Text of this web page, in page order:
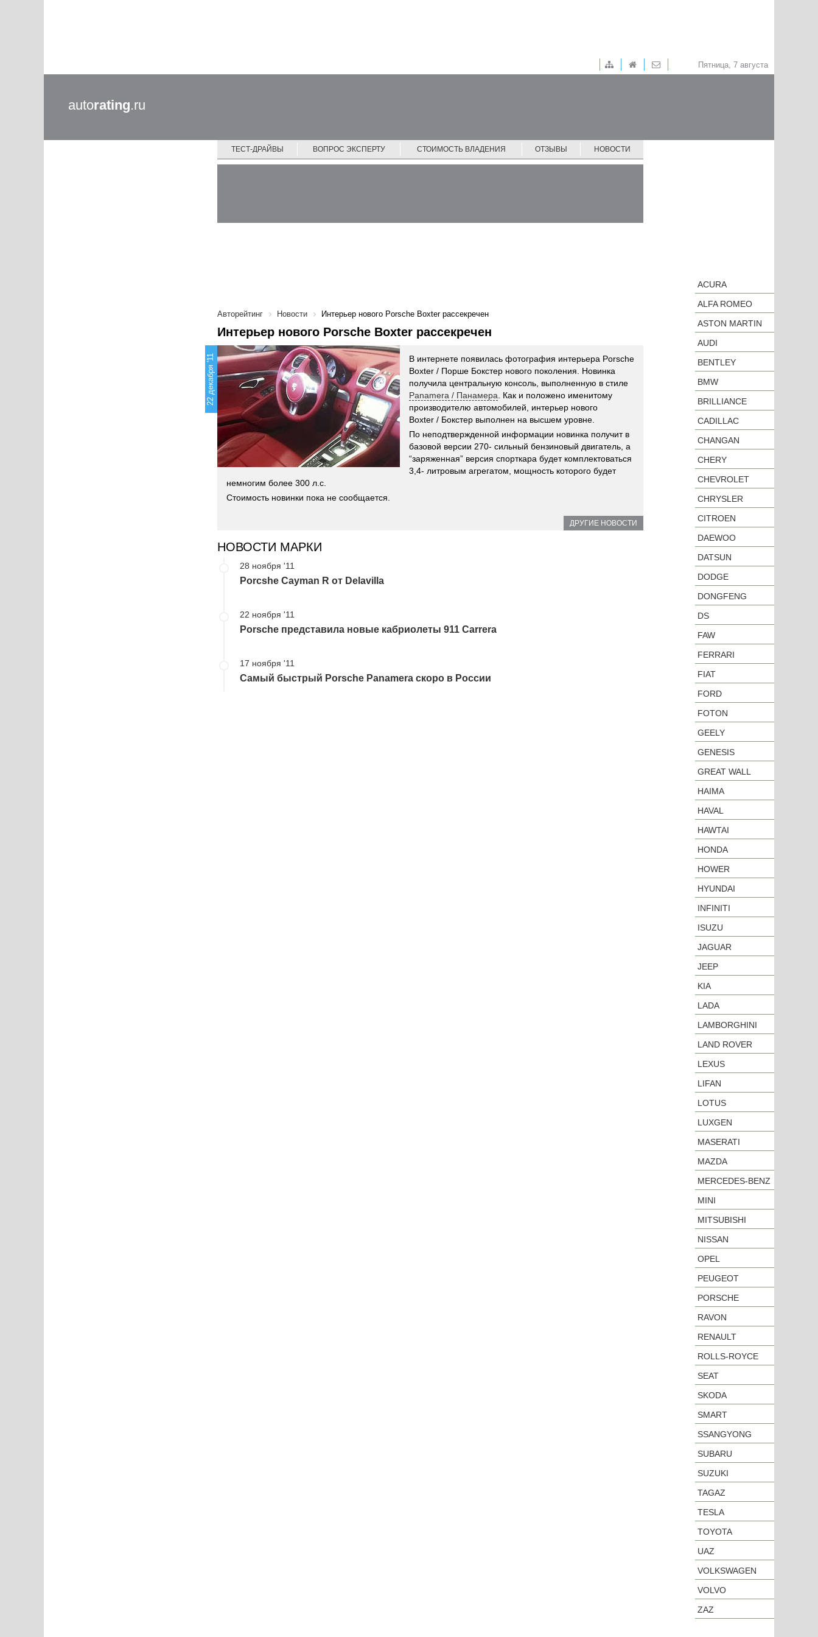
Пятница, 7 августа
autorating.ru
ТЕСТ-ДРАЙВЫ ВОПРОС ЭКСПЕРТУ СТОИМОСТЬ ВЛАДЕНИЯ ОТЗЫВЫ НОВОСТИ
Авторейтинг Новости Интерьер нового Porsche Boxter рассекречен
Интерьер нового Porsche Boxter рассекречен
22 декабря '11
В интернете появилась фотография интерьера Porsche
Boxter / Порше Бокстер нового поколения. Новинка
получила центральную консоль, выполненную в стиле
Panamera / Панамера . Как и положено именитому
производителю автомобилей, интерьер нового
Boxter / Бокстер выполнен на высшем уровне.
По неподтвержденной информации новинка получит в
базовой версии 270- сильный бензиновый двигатель, а
“заряженная” версия спорткара будет комплектоваться
3,4- литровым агрегатом, мощность которого будет
немногим более 300 л.с.
Стоимость новинки пока не сообщается.
ДРУГИЕ НОВОСТИ
НОВОСТИ МАРКИ
28 ноября '11
Porcshe Cayman R от Delavilla
22 ноября '11
Porsche представила новые кабриолеты 911 Carrera
17 ноября '11
Самый быстрый Porsche Panamera скоро в России
ACURA
ALFA ROMEO
ASTON MARTIN
AUDI
BENTLEY
BMW
BRILLIANCE
CADILLAC
CHANGAN
CHERY
CHEVROLET
CHRYSLER
CITROEN
DAEWOO
DATSUN
DODGE
DONGFENG
DS
FAW
FERRARI
FIAT
FORD
FOTON
GEELY
GENESIS
GREAT WALL
HAIMA
HAVAL
HAWTAI
HONDA
HOWER
HYUNDAI
INFINITI
ISUZU
JAGUAR
JEEP
KIA
LADA
LAMBORGHINI
LAND ROVER
LEXUS
LIFAN
LOTUS
LUXGEN
MASERATI
MAZDA
MERCEDES-BENZ
MINI
MITSUBISHI
NISSAN
OPEL
PEUGEOT
PORSCHE
RAVON
RENAULT
ROLLS-ROYCE
SEAT
SKODA
SMART
SSANGYONG
SUBARU
SUZUKI
TAGAZ
TESLA
TOYOTA
UAZ
VOLKSWAGEN
VOLVO
ZAZ